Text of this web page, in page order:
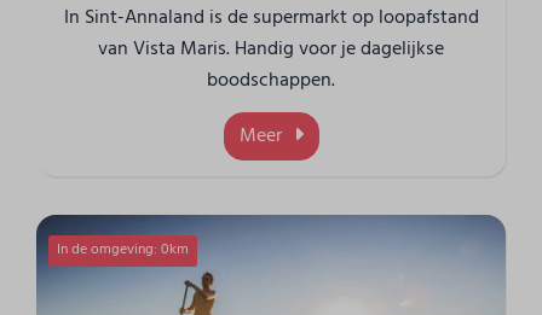
In Sint-Annaland is de supermarkt op loopafstand
van Vista Maris. Handig voor je dagelijkse
boodschappen.
Meer
In de omgeving: 0km